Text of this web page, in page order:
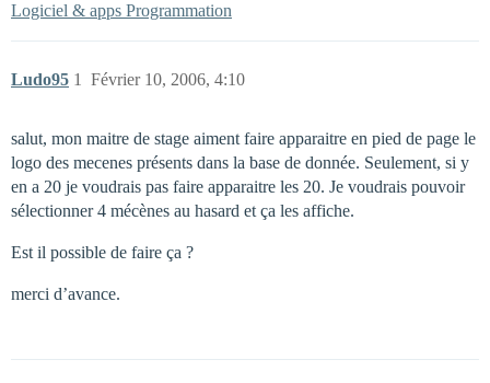
Logiciel & apps Programmation
Ludo95 Février 10, 2006, 4:10
1
salut, mon maitre de stage aiment faire apparaitre en pied de page le
logo des mecenes présents dans la base de donnée. Seulement, si y
en a 20 je voudrais pas faire apparaitre les 20. Je voudrais pouvoir
sélectionner 4 mécènes au hasard et ça les affiche.
Est il possible de faire ça ?
merci d’avance.